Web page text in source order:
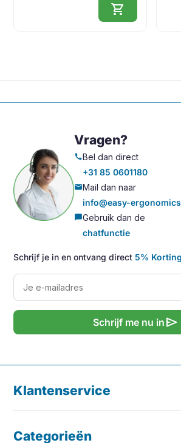
shopping_cart
Vragen?
callBel dan direct
+31 85 0601180
mailMail dan naar
info@easy-
chat_bubbleGebruik dan de
chatfunctie
Schrijf je in en ontvang direct5% Korting
Schrijf me nu in send
Klantenservice
Over ons
Categorieën